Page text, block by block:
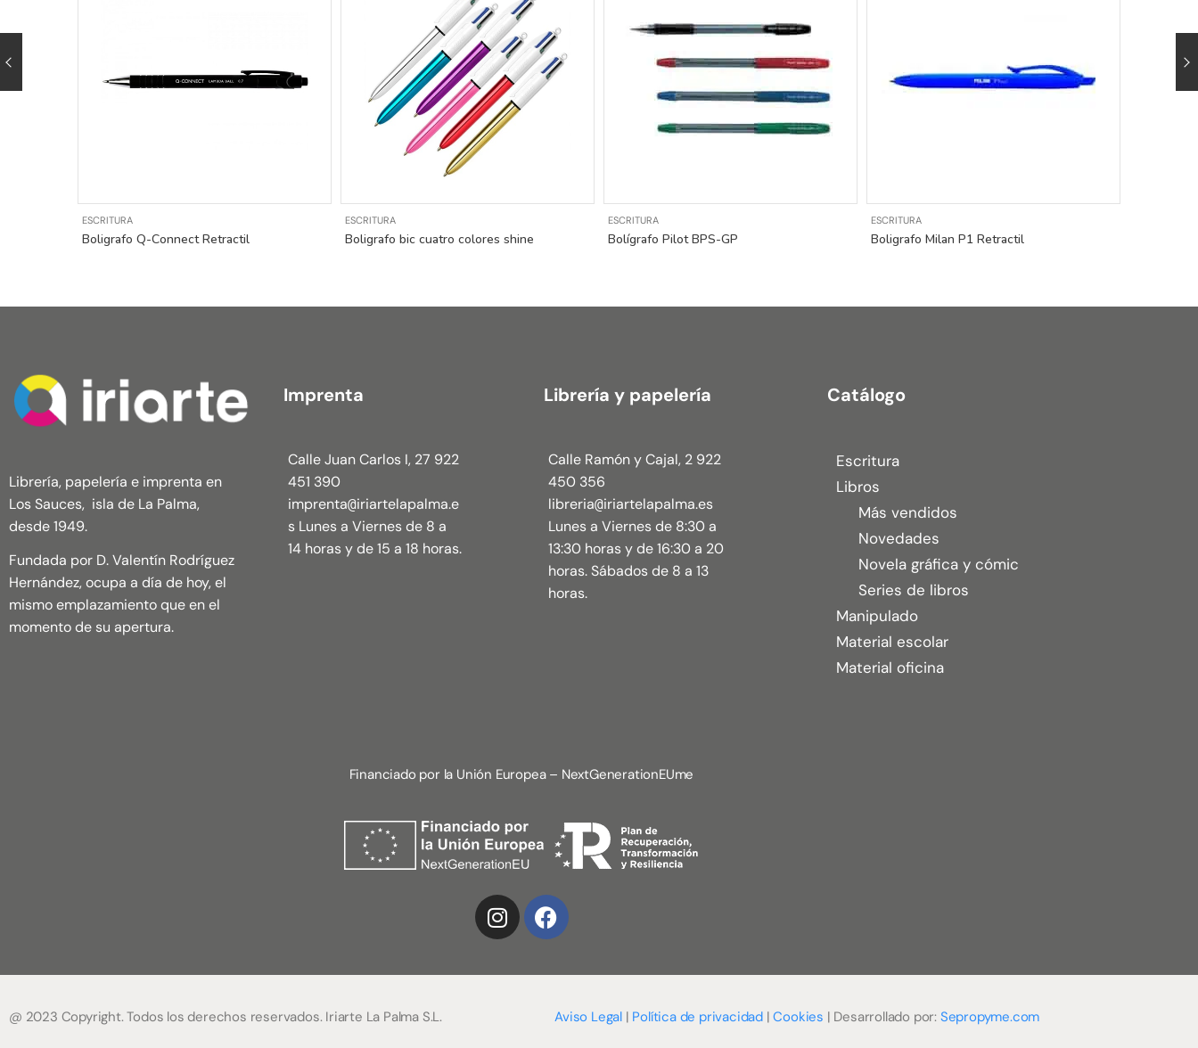
ESCRITURA
Boligrafo Q-Connect Retractil
ESCRITURA
Boligrafo bic cuatro colores shine
ESCRITURA
Bolígrafo Pilot BPS-GP
ESCRITURA
Boligrafo Milan P1 Retractil
Librería, papelería e imprenta en
Los Sauces, isla de La Palma,
desde 1949.
Fundada por D. Valentín Rodríguez
Hernández, ocupa a día de hoy, el
mismo emplazamiento que en el
momento de su apertura.
Imprenta
Calle Juan Carlos I, 27 922
451 390
imprenta@iriartelapalma.e
s Lunes a Viernes de 8 a
14 horas y de 15 a 18 horas.
Librería y papelería
Calle Ramón y Cajal, 2 922
450 356
libreria@iriartelapalma.es
Lunes a Viernes de 8:30 a
13:30 horas y de 16:30 a 20
horas. Sábados de 8 a 13
horas.
Catálogo
Escritura
Libros
Más vendidos
Novedades
Novela gráfica y cómic
Series de libros
Manipulado
Material escolar
Material oficina
Financiado por la Unión Europea – NextGenerationEUme
@ 2023 Copyright. Todos los derechos reservados. Iriarte La Palma S.L. Aviso Legal| Política de privacidad|Cookies | Desarrollado por: Sepropyme.com